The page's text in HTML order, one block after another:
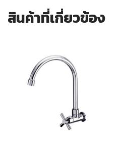
สินค้าที่เกี่ยวข้อง